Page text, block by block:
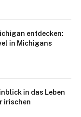
entdecken:
in Michigans
in das Leben
irischen